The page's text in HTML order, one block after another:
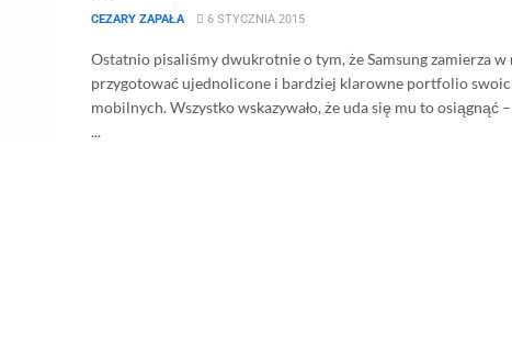
CEZARY ZAPAŁA 6 STYCZNIA 2015
Ostatnio pisaliśmy dwukrotnie o tym, że Samsung zamierza
przygotować ujednolicone i bardziej klarowne portfolio
mobilnych. Wszystko wskazywało, że uda się mu to osiągnąć
...